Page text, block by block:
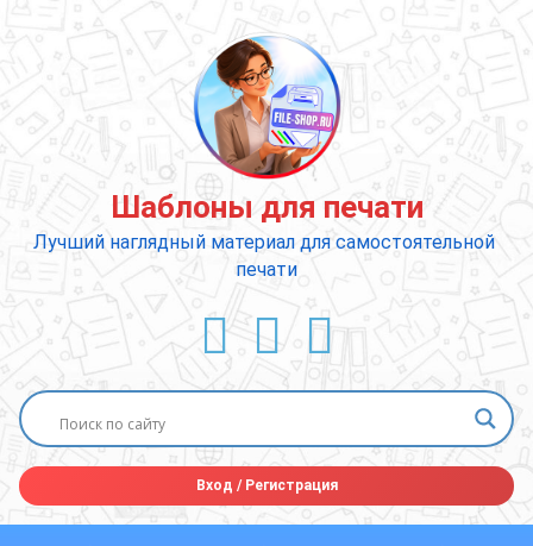
содержимому
Шаблоны для печати
Лучший наглядный материал для самостоятельной
печати
ВКонтакте
YouTube
E-mail
Вход /Регистрация